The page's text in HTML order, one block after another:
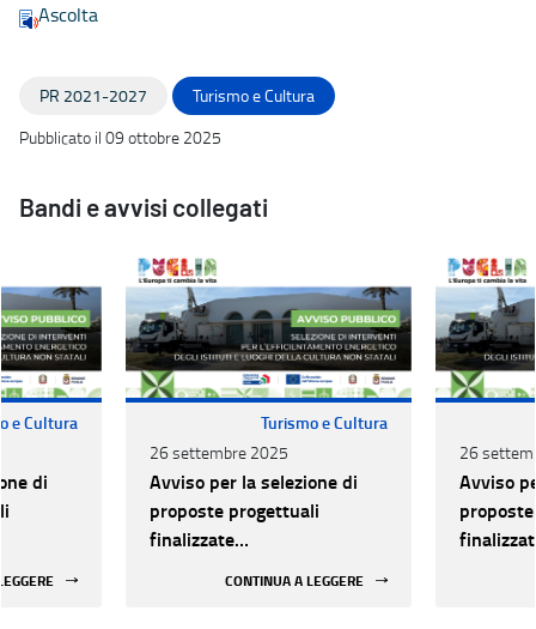
Ascolta
PR 2021-2027
Turismo e Cultura
Pubblicato il 09 ottobre 2025
Bandi e avvisi collegati
e Cultura
di
Turismo e Cultura
26 settembre 2025
Avviso per la selezione di
proposte progettuali
finalizzate
CONTINUA A LEGGERE
26
Avviso